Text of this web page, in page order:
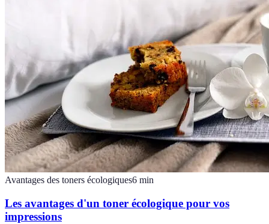
Avantages des toners écologiques6 min
Les avantages d'un toner écologique pour vos
impressions